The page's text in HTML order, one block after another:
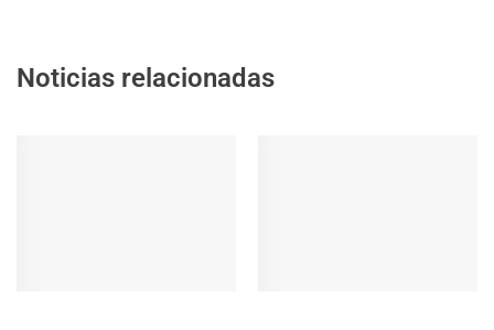
Noticias relacionadas